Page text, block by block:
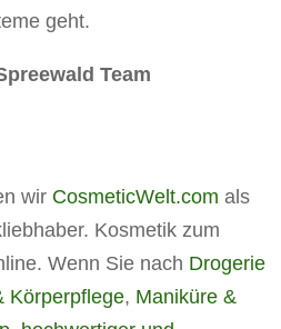
geht.
Team
wir CosmeticWelt.com als
Kosmetik zum
Wenn Sie nach Drogerie
Körperpflege, Maniküre &